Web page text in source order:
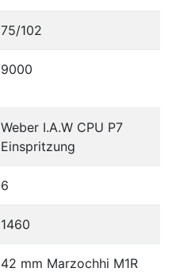
75/102
9000
Weber I.A.W CPU P7
Einspritzung
6
1460
42 mm Marzochhi M1R